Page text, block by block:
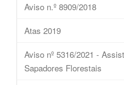
Aviso n.º 8909/2018
Atas 2019
Aviso nº 5316/2021 -
Sapadores Florestais